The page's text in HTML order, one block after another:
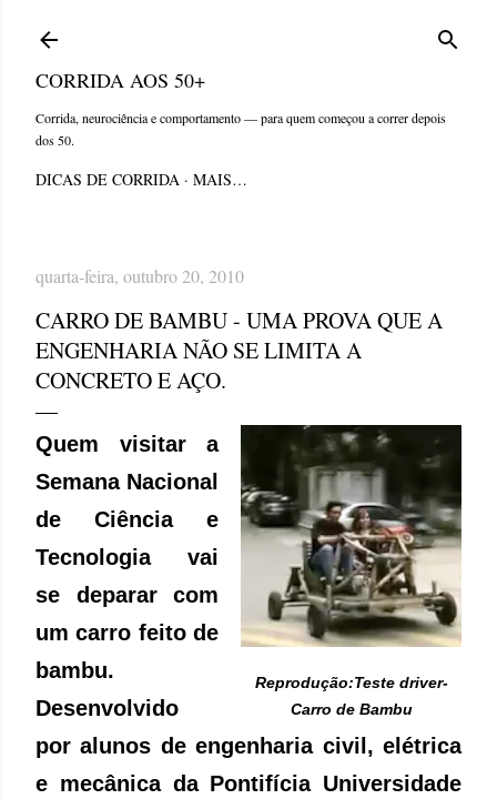
CORRIDA AOS 50+
Corrida, neurociência e comportamento — para quem começou a correr depois
dos 50.
DICAS DE CORRIDA MAIS…
quarta-feira, outubro 20, 2010
CARRO DE BAMBU - UMA PROVA QUE A
ENGENHARIA NÃO SE LIMITA A
CONCRETO E AÇO.
Reprodução:Teste driver-
Carro de Bambu
Quem visitar a
Semana Nacional
de Ciência e
Tecnologia vai
se deparar com
um carro feito de
bambu.
Desenvolvido
por alunos de engenharia civil, elétrica
e mecânica da Pontifícia Universidade